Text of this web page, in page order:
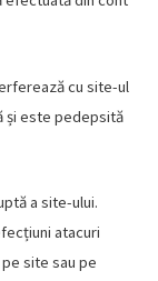
cu site-ul
și este pedepsită
a site-ului.
atacuri
site sau pe